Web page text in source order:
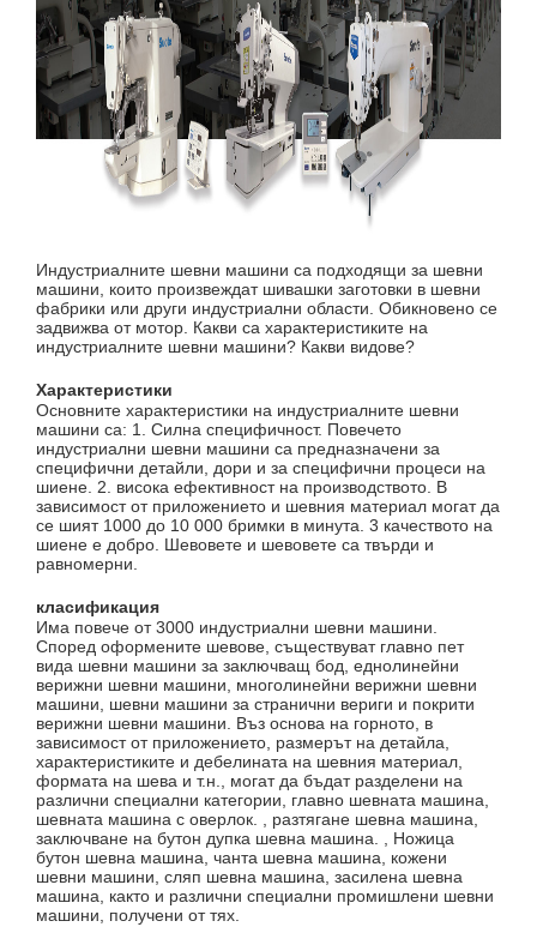
Индустриалните шевни машини са подходящи за шевни
машини, които произвеждат шивашки заготовки в шевни
фабрики или други индустриални области. Обикновено се
задвижва от мотор. Какви са характеристиките на
индустриалните шевни машини? Какви видове?
Характеристики
Основните характеристики на индустриалните шевни
машини са: 1. Силна специфичност. Повечето
индустриални шевни машини са предназначени за
специфични детайли, дори и за специфични процеси на
шиене. 2. висока ефективност на производството. В
зависимост от приложението и шевния материал могат да
се шият 1000 до 10 000 бримки в минута. 3 качеството на
шиене е добро. Шевовете и шевовете са твърди и
равномерни.
класификация
Има повече от 3000 индустриални шевни машини.
Според оформените шевове, съществуват главно пет
вида шевни машини за заключващ бод, еднолинейни
верижни шевни машини, многолинейни верижни шевни
машини, шевни машини за странични вериги и покрити
верижни шевни машини. Въз основа на горното, в
зависимост от приложението, размерът на детайла,
характеристиките и дебелината на шевния материал,
формата на шева и т.н., могат да бъдат разделени на
различни специални категории, главно шевната машина,
шевната машина с оверлок. , разтягане шевна машина,
заключване на бутон дупка шевна машина. , Ножица
бутон шевна машина, чанта шевна машина, кожени
шевни машини, сляп шевна машина, засилена шевна
машина, както и различни специални промишлени шевни
машини, получени от тях.